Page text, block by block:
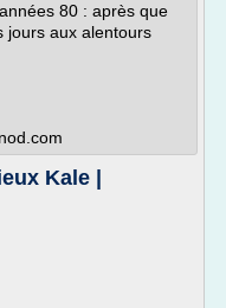
80 : après que
jours aux alentours
Kale |